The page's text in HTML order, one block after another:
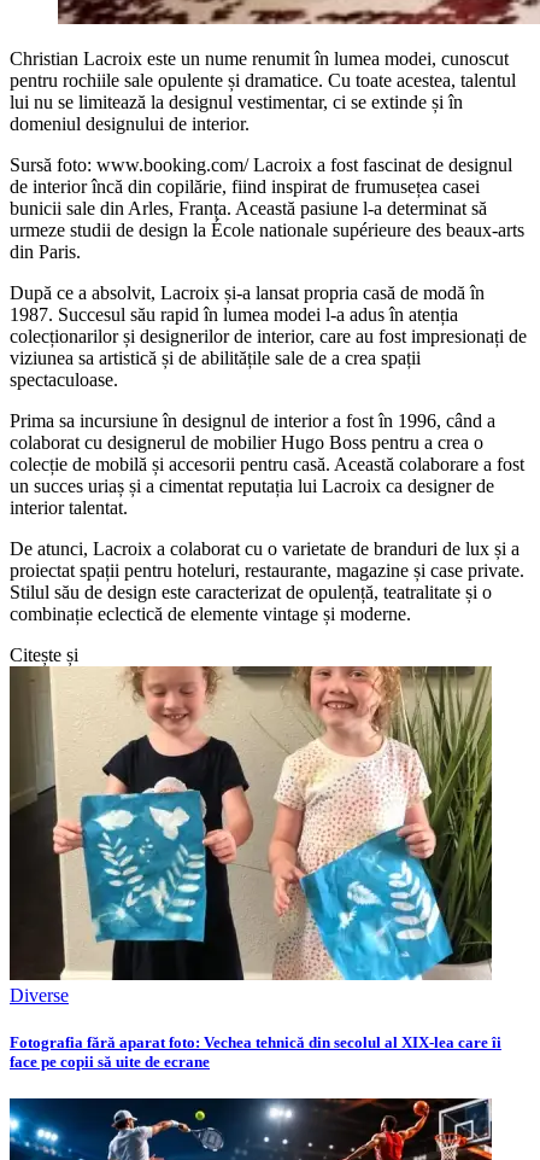
Christian Lacroix este un nume renumit în lumea modei, cunoscut
pentru rochiile sale opulente și dramatice. Cu toate acestea, talentul
lui nu se limitează la designul vestimentar, ci se extinde și în
domeniul designului de interior.
Sursă foto: www.booking.com/ Lacroix a fost fascinat de designul
de interior încă din copilărie, fiind inspirat de frumusețea casei
bunicii sale din Arles, Franța. Această pasiune l-a determinat să
urmeze studii de design la École nationale supérieure des beaux-arts
din Paris.
După ce a absolvit, Lacroix și-a lansat propria casă de modă în
1987. Succesul său rapid în lumea modei l-a adus în atenția
colecționarilor și designerilor de interior, care au fost impresionați de
viziunea sa artistică și de abilitățile sale de a crea spații
spectaculoase.
Prima sa incursiune în designul de interior a fost în 1996, când a
colaborat cu designerul de mobilier Hugo Boss pentru a crea o
colecție de mobilă și accesorii pentru casă. Această colaborare a fost
un succes uriaș și a cimentat reputația lui Lacroix ca designer de
interior talentat.
De atunci, Lacroix a colaborat cu o varietate de branduri de lux și a
proiectat spații pentru hoteluri, restaurante, magazine și case private.
Stilul său de design este caracterizat de opulență, teatralitate și o
combinație eclectică de elemente vintage și moderne.
Citește și
Diverse
Fotografia fără aparat foto: Vechea tehnică din secolul al XIX-lea care îi
face pe copii să uite de ecrane